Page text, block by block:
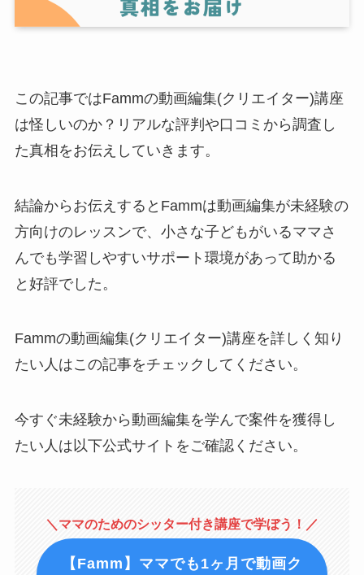
この記事ではFammの動画編集(クリエイター)講座
は怪しいのか？リアルな評判や口コミから調査し
た真相をお伝えしていきます。
結論からお伝えするとFammは動画編集が未経験の
方向けのレッスンで、小さな子どもがいるママさ
んでも学習しやすいサポート環境があって助かる
と好評でした。
Fammの動画編集(クリエイター)講座を詳しく知り
たい人はこの記事をチェックしてください。
今すぐ未経験から動画編集を学んで案件を獲得し
たい人は以下公式サイトをご確認ください。
＼ママのためのシッター付き講座で学ぼう！／
【Famm】ママでも1ヶ月で動画ク